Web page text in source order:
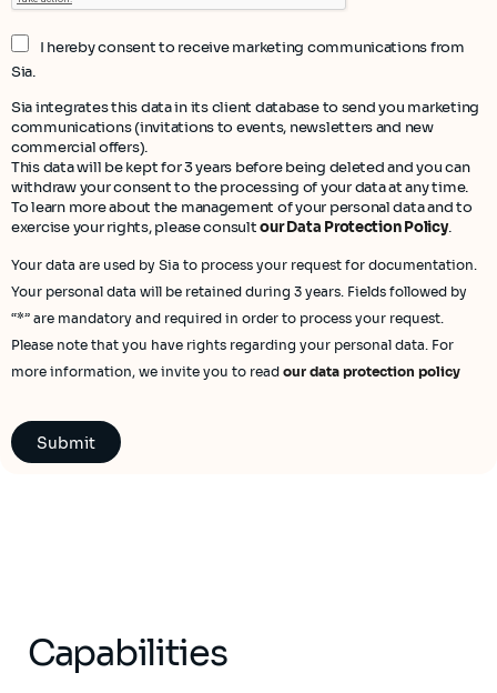
I hereby consent to receive marketing communications from
Sia.
Sia integrates this data in its client database to send you marketing
communications (invitations to events, newsletters and new
commercial offers).
This data will be kept for 3 years before being deleted and you can
withdraw your consent to the processing of your data at any time.
To learn more about the management of your personal data and to
exercise your rights, please consultour Data Protection Policy.
Your data are used by Sia to process your request for documentation.
Your personal data will be retained during 3 years. Fields followed by
“*” are mandatory and required in order to process your request.
Please note that you have rights regarding your personal data. For
more information, we invite you to read our data protection policy
Capabilities